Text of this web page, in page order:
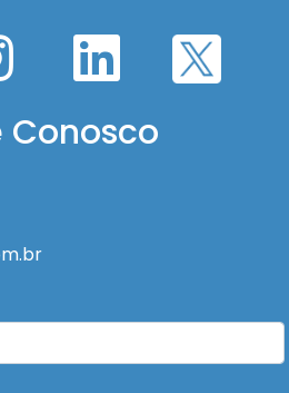
Conosco